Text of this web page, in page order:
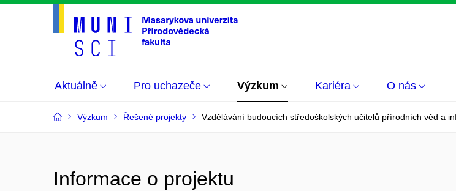
Aktuálně Pro uchazeče Výzkum Kariéra O nás
Výzkum Řešené projekty Vzdělávání budoucích středoškolských učitelů přírodních věd a
Informace o projektu